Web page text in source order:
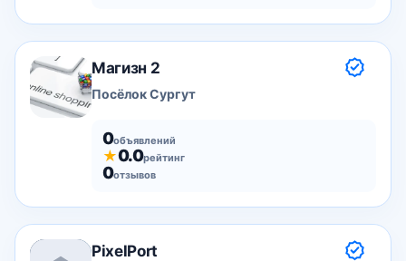
Магизн 2
Посёлок Сургут
0объявлений
★0.0рейтинг
0отзывов
PixelPort